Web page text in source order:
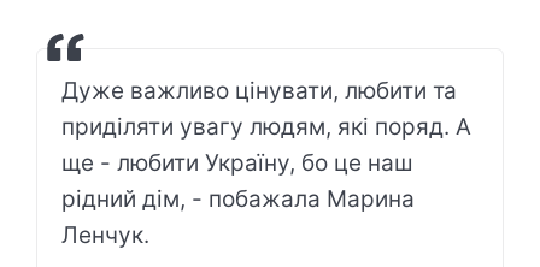
Дуже важливо цінувати, любити та
приділяти увагу людям, які поряд. А
ще - любити Україну, бо це наш
рідний дім, - побажала Марина
Ленчук.